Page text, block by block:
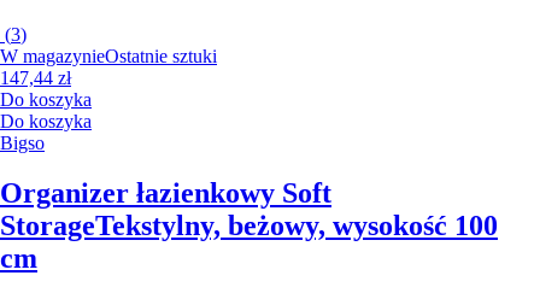
(3)
W magazynieOstatnie sztuki
147,44 zł
Do koszyka
Do koszyka
Bigso
Organizer łazienkowy Soft
StorageTekstylny, beżowy, wysokość 100
cm